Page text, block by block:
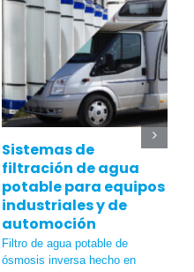
Sistemas de
filtración de agua
potable para equipos
industriales y de
automoción
Filtro de agua potable de
ósmosis inversa hecho en